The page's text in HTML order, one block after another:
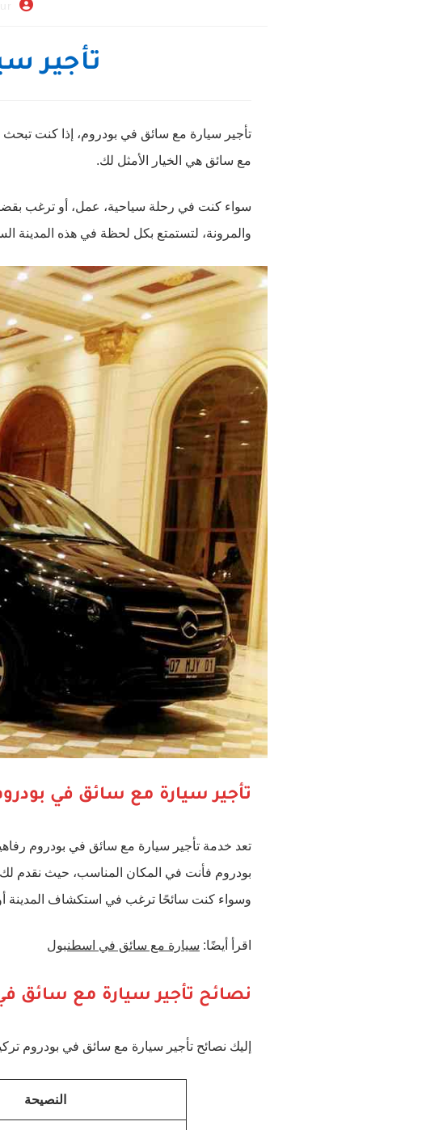
تأجير
تأجير سيارة مع سائق في بودروم، إذا كنت
مع سائق هي الخيار الأمثل لك.
سواء كنت في رحلة سياحية، عمل، أو ترغب
والمرونة، لتستمتع بكل لحظة في هذه المدينة
تأجير سيارة مع سائق في
تعد خدمة تأجير سيارة مع سائق في بودروم
بودروم فأنت في المكان المناسب، حيث نقدم
وسواء كنت سائحًا ترغب في استكشاف المدينة
اقرأ أيضًا: سيارة مع سائق في اسطنبول
نصائح تأجير سيارة مع سائق في
إليك نصائح تأجير سيارة مع سائق في بودروم
النصيحة